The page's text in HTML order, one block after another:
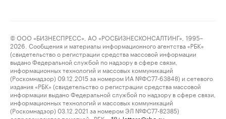
© ООО «БИЗНЕСПРЕСС», АО «РОСБИЗНЕСКОНСАЛТИНГ», 1995–
2026. Сообщения и материалы информационного агентства «РБК»
(свидетельство о регистрации средства массовой информации
выдано Федеральной службой по надзору в сфере связи,
информационных технологий и массовых коммуникаций
(Роскомнадзор) 09.12.2015 за номером ИА №ФС77-63848) и сетевого
издания «РБК» (свидетельство о регистрации средства массовой
информации выдано Федеральной службой по надзору в сфере связи,
информационных технологий и массовых коммуникаций
(Роскомнадзор) 03.12.2021 за номером ЭЛ №ФС77-82385)